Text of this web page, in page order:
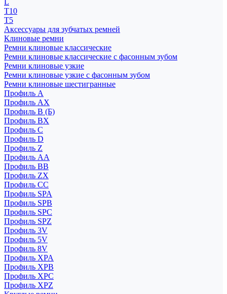
L
T10
T5
Аксессуары для зубчатых ремней
Клиновые ремни
Ремни клиновые классические
Ремни клиновые классические с фасонным зубом
Ремни клиновые узкие
Ремни клиновые узкие с фасонным зубом
Ремни клиновые шестигранные
Профиль A
Профиль AX
Профиль B (Б)
Профиль BX
Профиль C
Профиль D
Профиль Z
Профиль АА
Профиль BB
Профиль ZX
Профиль CC
Профиль SPA
Профиль SPB
Профиль SPC
Профиль SPZ
Профиль 3V
Профиль 5V
Профиль 8V
Профиль XPA
Профиль XPB
Профиль XPC
Профиль XPZ